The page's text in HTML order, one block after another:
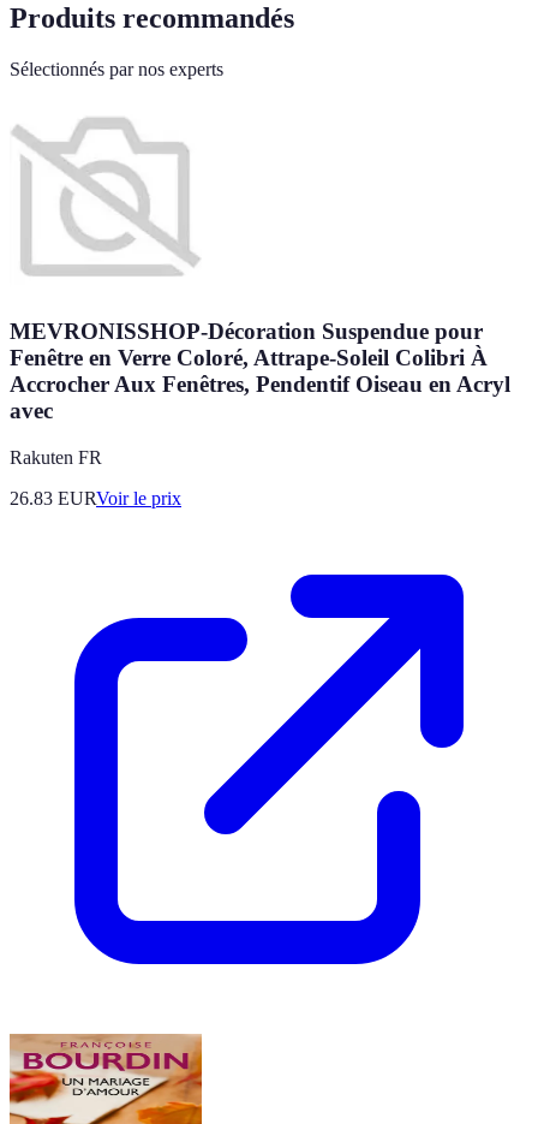
Produits recommandés
Sélectionnés par nos experts
MEVRONISSHOP-Décoration Suspendue pour
Fenêtre en Verre Coloré, Attrape-Soleil Colibri À
Accrocher Aux Fenêtres, Pendentif Oiseau en Acryl
avec
Rakuten FR
26.83 EURVoir le prix